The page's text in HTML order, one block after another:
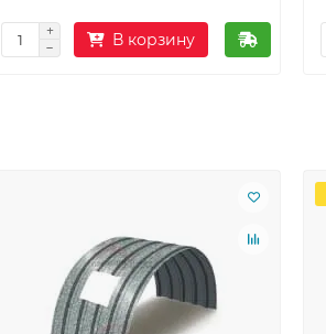
В корзину